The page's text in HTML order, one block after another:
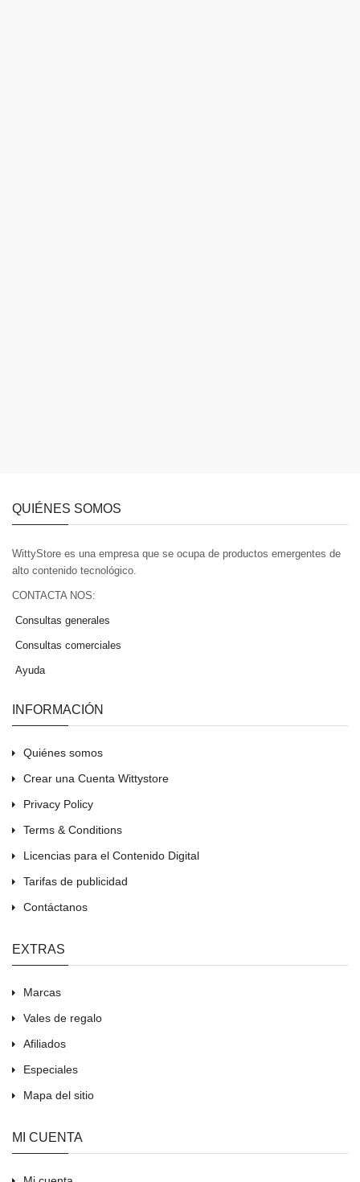
QUIÉNES SOMOS
WittyStore es una empresa que se ocupa de productos emergentes de
alto contenido tecnológico.
CONTACTA NOS:
Consultas generales
Consultas comerciales
Ayuda
INFORMACIÓN
Quiénes somos
Crear una Cuenta Wittystore
Privacy Policy
Terms & Conditions
Licencias para el Contenido Digital
Tarifas de publicidad
Contáctanos
EXTRAS
Marcas
Vales de regalo
Afiliados
Especiales
Mapa del sitio
MI CUENTA